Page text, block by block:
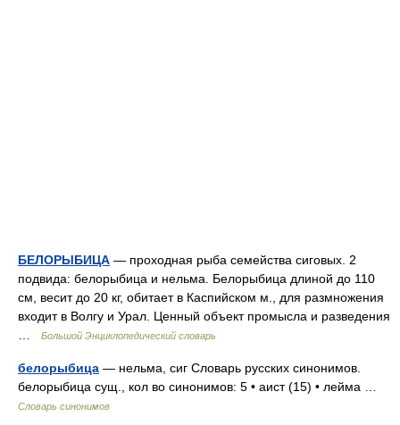
БЕЛОРЫБИЦА — проходная рыба семейства сиговых. 2
подвида: белорыбица и нельма. Белорыбица длиной до 110
см, весит до 20 кг, обитает в Каспийском м., для размножения
входит в Волгу и Урал. Ценный объект промысла и разведения
Большой Энциклопедический словарь
белорыбица — нельма, сиг Словарь русских синонимов.
белорыбица сущ., кол во синонимов: 5 • аист (15) • лейма …
Словарь синонимов